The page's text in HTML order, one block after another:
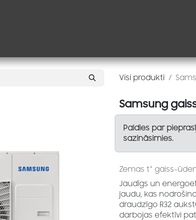
Visi produkti
Samsung
Paldies par
sazināsimies.
Zemas t° gaiss-
Jaudīgs un
jaudu, kas
draudzīgo R32
darbojas efektīvi